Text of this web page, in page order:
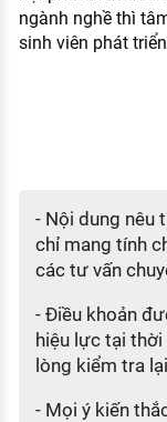
ngành nghề thì
sinh viên phát
- Nội dung nêu
chỉ mang tính
các tư vấn
- Điều khoản
hiệu lực tại thời
lòng kiểm tra
- Mọi ý kiến